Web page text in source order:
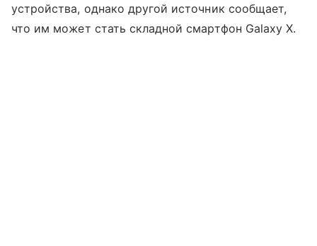
устройства, однако другой источник сообщает,
что им может стать складной смартфон Galaxy X.